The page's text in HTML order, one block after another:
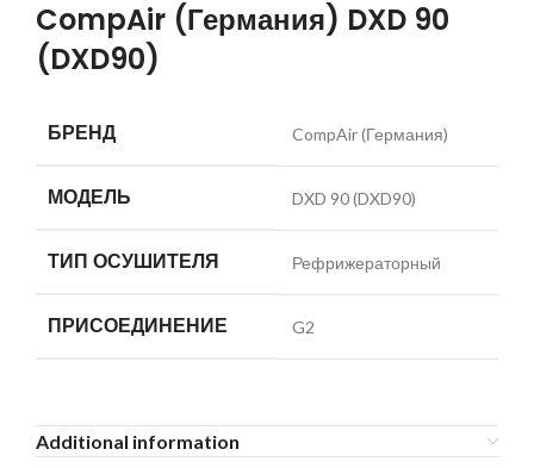
CompAir (Германия) DXD 90
(DXD90)
БРЕНД CompAir (Германия)
МОДЕЛЬ DXD 90 (DXD90)
ТИП ОСУШИТЕЛЯ Рефрижераторный
ПРИСОЕДИНЕНИЕ G2
Additional information